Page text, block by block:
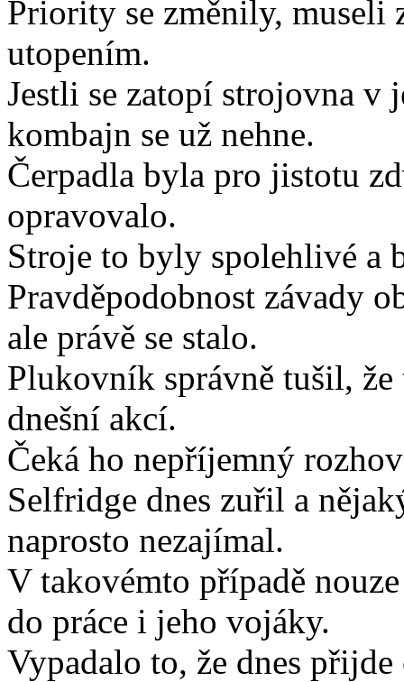
Priority se změnily, museli
utopením.
Jestli se zatopí strojovna v
kombajn se už nehne.
Čerpadla byla pro jistotu
opravovalo.
Stroje to byly spolehlivé a
Pravděpodobnost závady
ale právě se stalo.
Plukovník správně tušil,
dnešní akcí.
Čeká ho nepříjemný
Selfridge dnes zuřil a
naprosto nezajímal.
V takovémto případě
do práce i jeho vojáky.
Vypadalo to, že dnes